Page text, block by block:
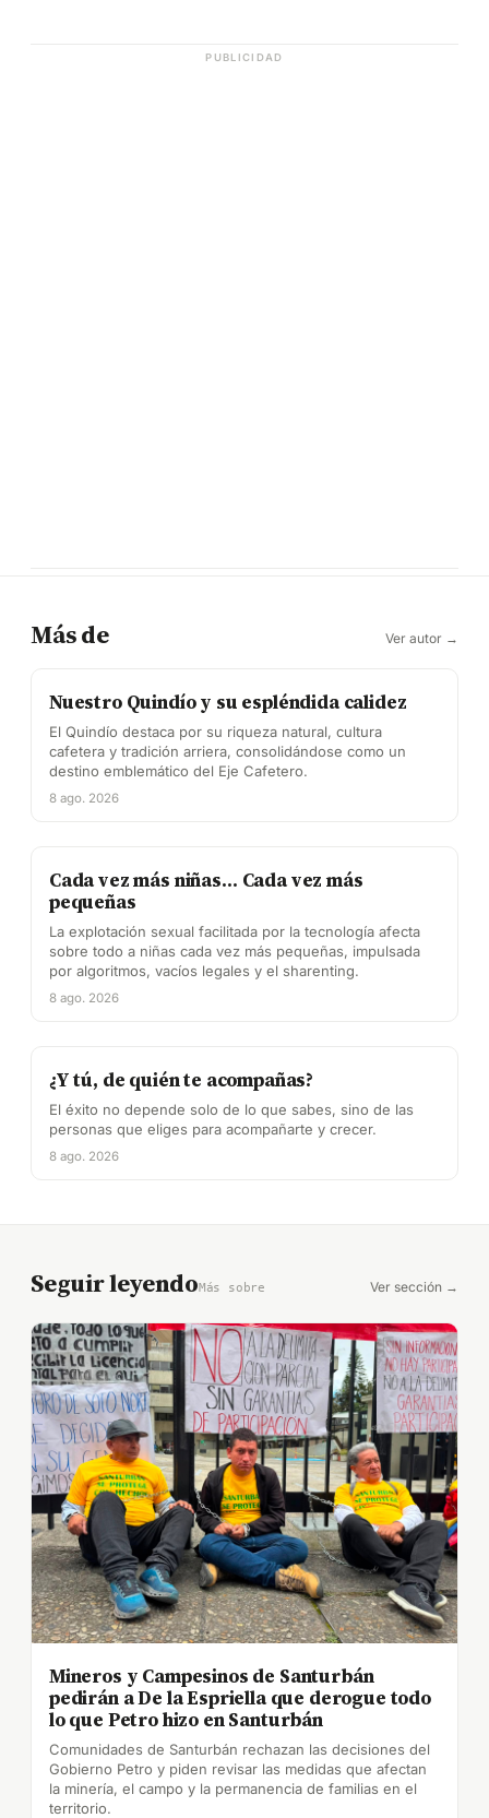
PUBLICIDAD
Más de Ver autor →
Nuestro Quindío y su espléndida calidez
El Quindío destaca por su riqueza natural, cultura
cafetera y tradición arriera, consolidándose como un
destino emblemático del Eje Cafetero.
8 ago. 2026
Cada vez más niñas… Cada vez más
pequeñas
La explotación sexual facilitada por la tecnología afecta
sobre todo a niñas cada vez más pequeñas, impulsada
por algoritmos, vacíos legales y el sharenting.
8 ago. 2026
¿Y tú, de quién te acompañas?
El éxito no depende solo de lo que sabes, sino de las
personas que eliges para acompañarte y crecer.
8 ago. 2026
Seguir leyendoMás sobre Ver sección →
Mineros y Campesinos de Santurbán
pedirán a De la Espriella que derogue todo
lo que Petro hizo en Santurbán
Comunidades de Santurbán rechazan las decisiones del
Gobierno Petro y piden revisar las medidas que afectan
la minería, el campo y la permanencia de familias en el
territorio.